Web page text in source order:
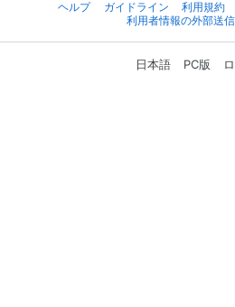
ヘルプ
ガイドライン 利用規約
利用者情報の外部送
日本語 PC版